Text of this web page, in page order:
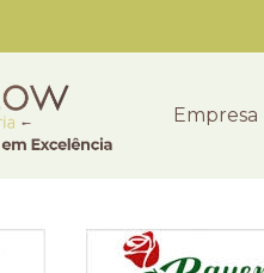
Empresa